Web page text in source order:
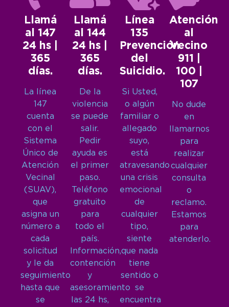
Llamá
al 147
24 hs |
365
días.
La línea
147
cuenta
con el
Sistema
Único de
Atención
Vecinal
(SUAV),
que
asigna un
número a
cada
solicitud
y le da
seguimiento
hasta que
se
Llamá
al 144
24 hs |
365
días.
De la
violencia
se puede
salir.
Pedir
ayuda es
el primer
paso.
Teléfono
gratuito
para
todo el
país.
Información,
contención
y
asesoramiento
las 24 hs,
Línea
135
Prevención
del
Suicidio.
Si Usted,
o algún
familiar o
allegado
suyo,
está
atravesando
una crisis
emocional
de
cualquier
tipo,
siente
que nada
tiene
sentido o
se
encuentra
Atención
al
Vecino
911 |
100 |
107
No dude
en
llamarnos
para
realizar
cualquier
consulta
o
reclamo.
Estamos
para
atenderlo.